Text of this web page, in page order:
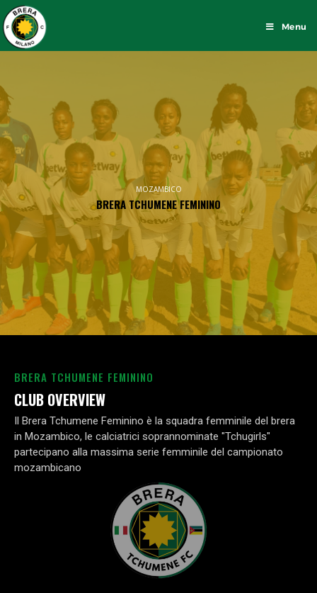
Menu
BRERA
MOZAMBICO
BRERA TCHUMENE FEMININO
BRERA TCHUMENE FEMININO
CLUB OVERVIEW
Il Brera Tchumene Feminino è la squadra femminile del brera
in Mozambico, le calciatrici soprannominate "Tchugirls"
partecipano alla massima serie femminile del campionato
mozambicano